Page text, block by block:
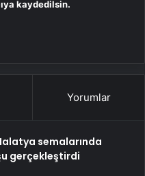
kaydedilsin.
Yorumlar
semalarında
gerçekleştirdi